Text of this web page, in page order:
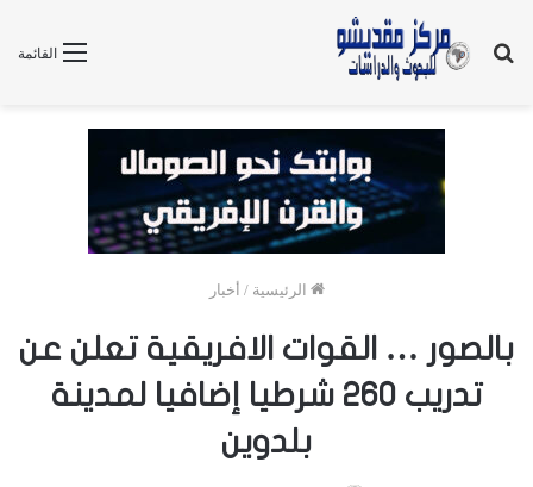
القائمة
بحث
الرئيسية / أخبار
بالصور … القوات الافريقية تعلن عن
تدريب ٢٦٠ شرطيا إضافيا لمدينة
بلدوين